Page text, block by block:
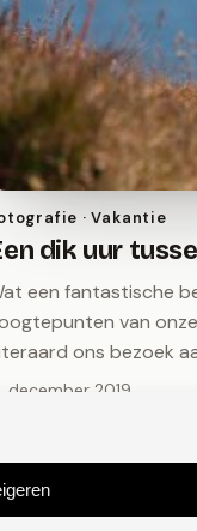
· Vakantie
dik uur
een fantastische
van
ons bezoek
december 2019